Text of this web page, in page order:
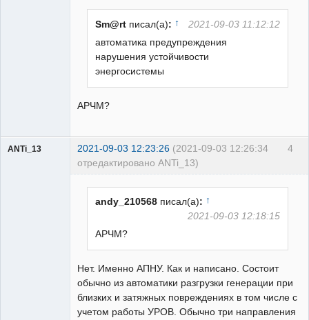
Sm@rt писал(а): ↑
2021-09-03 11:12:12
автоматика предупреждения
нарушения устойчивости
энергосистемы
АРЧМ?
4
ANTi_13 2021-09-03 12:23:26 (2021-09-03 12:26:34
отредактировано ANTi_13)
andy_210568 писал(а): ↑
2021-09-03 12:18:15
АРЧМ?
Нет. Именно АПНУ. Как и написано. Состоит
обычно из автоматики разгрузки генерации при
близких и затяжных повреждениях в том числе с
учетом работы УРОВ. Обычно три направления